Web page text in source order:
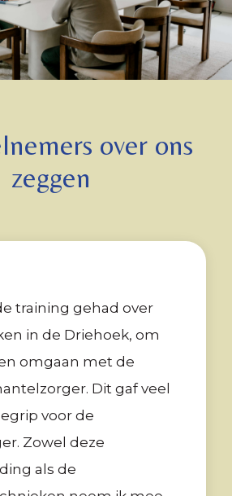
over ons
zeggen
training gehad over
in de Driehoek, om
omgaan met de
Dit gaf veel
voor de
Zowel deze
als de